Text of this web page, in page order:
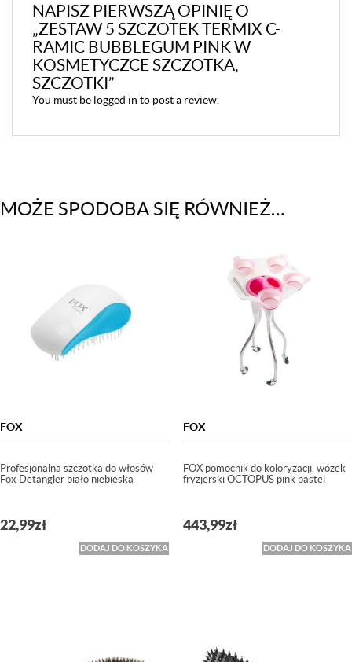
NAPISZ PIERWSZĄ OPINIĘ O
„ZESTAW 5 SZCZOTEK TERMIX C-
RAMIC BUBBLEGUM PINK W
KOSMETYCZCE SZCZOTKA,
SZCZOTKI”
You must be logged in to post a review.
MOŻE SPODOBA SIĘ RÓWNIEŻ…
FOX
Profesjonalna szczotka do włosów
Fox Detangler biało niebieska
22,99zł
DODAJ DO KOSZYKA
FOX
FOX pomocnik do koloryzacji, wózek
fryzjerski OCTOPUS pink pastel
443,99zł
DODAJ DO KOSZYKA